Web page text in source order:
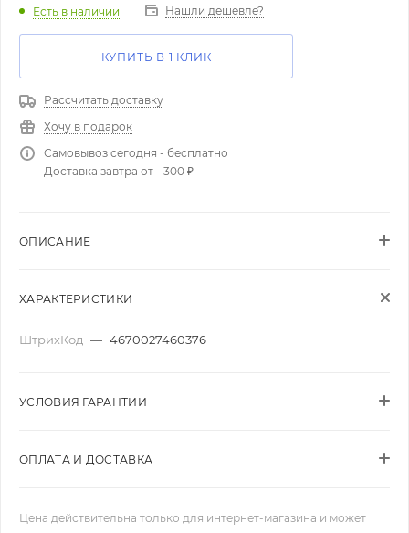
Есть в наличии Нашли дешевле?
КУПИТЬ В 1 КЛИК
Рассчитать доставку
Хочу в подарок
Самовывоз сегодня - бесплатно
Доставка завтра от - 300 ₽
ОПИСАНИЕ
ХАРАКТЕРИСТИКИ
ШтрихКод — 4670027460376
УСЛОВИЯ ГАРАНТИИ
ОПЛАТА И ДОСТАВКА
Цена действительна только для интернет-магазина и может